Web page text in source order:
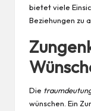
bietet viele
Beziehungen zu
Die
wünschen. Ein